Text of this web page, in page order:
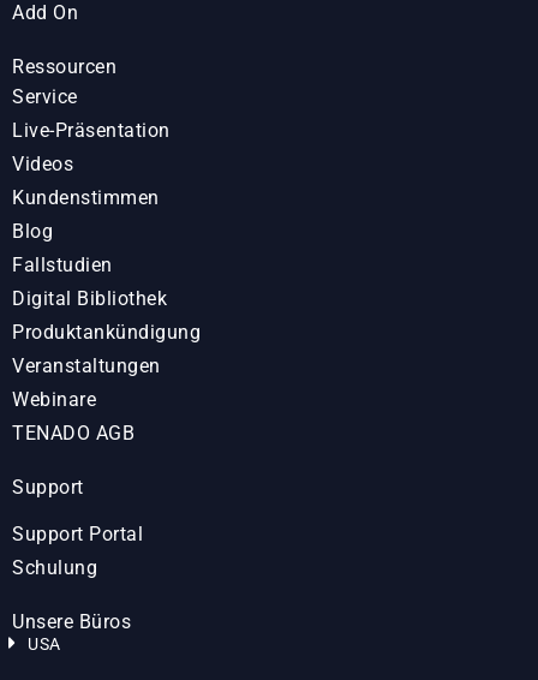
Add On
Ressourcen
Service
Live-Präsentation
Videos
Kundenstimmen
Blog
Fallstudien
Digital Bibliothek
Produktankündigung
Veranstaltungen
Webinare
TENADO AGB
Support
Support Portal
Schulung
Unsere Büros
USA